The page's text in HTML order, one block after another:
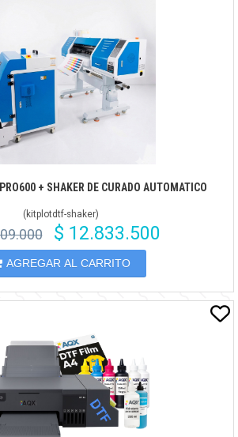
+ SHAKER DE CURADO AUTOMATICO
(kitplotdtf-shaker)
$ 12.833.500
AGREGAR AL CARRITO